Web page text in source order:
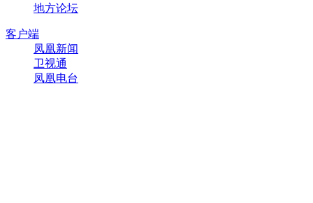
地方论坛
客户端
凤凰新闻
卫视通
凤凰电台